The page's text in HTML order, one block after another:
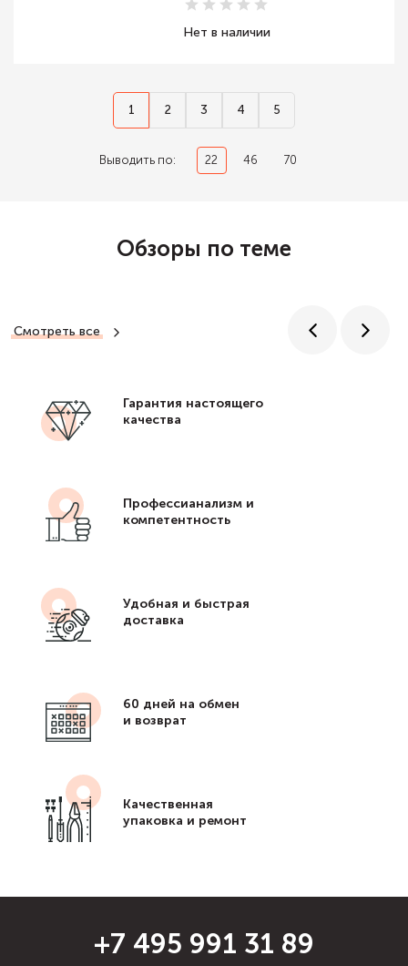
Нет в наличии
1 2 3 4 5
Выводить по: 22 46 70
Обзоры по теме
Смотреть все
Гарантия настоящего
качества
Профессианализм и
компетентность
Удобная и быстрая
доставка
60 дней на обмен
и возврат
Качественная
упаковка и ремонт
+7 495 991 31 89